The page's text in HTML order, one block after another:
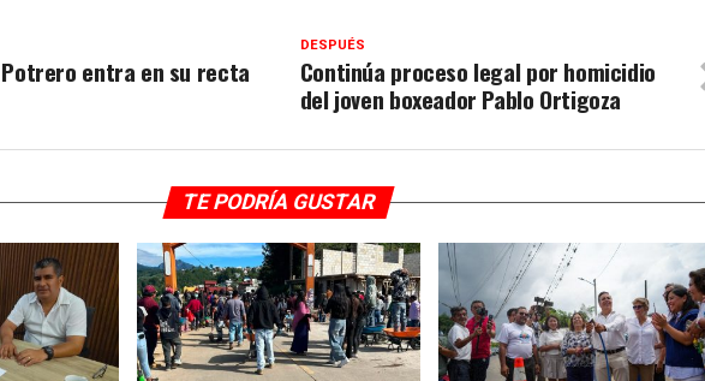
DESPUÉS
Continúa proceso legal por homicidio
del joven boxeador Pablo Ortigoza
entra en su recta
TE PODRÍA GUSTAR